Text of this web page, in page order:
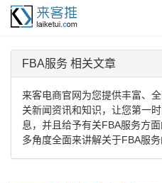
FBA服务 相关文章
来客电商官网为您提供丰富、
关新闻资讯和知识，让您第一
息，并且给予有关FBA服务方
多角度全面来讲解关于FBA服务